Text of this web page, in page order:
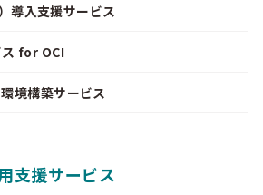
導入支援サービス
ス for OCI
境構築サービス
支援サービス